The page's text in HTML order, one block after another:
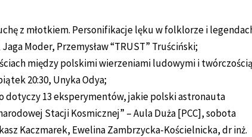
z młotkiem. Personifikacje lęku w folklorze i
Moder, Przemysław “TRUST” Truściński;
między polskimi wierzeniami ludowymi i twórczością
20:30, Unyka Odya;
dotyczy 13 eksperymentów, jakie polski astronauta
Stacji Kosmicznej” – Aula Duża [PCC], sobota
Kaczmarek, Ewelina Zambrzycka-Kościelnicka, dr inż.